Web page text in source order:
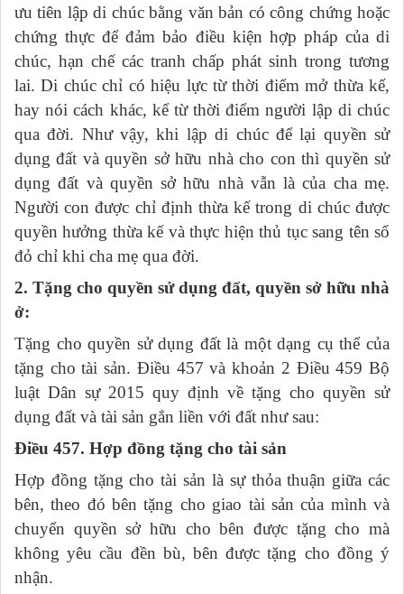
ưu tiên lập di chúc bằng văn bản có công chứng hoặc
chứng thực để đảm bảo điều kiện hợp pháp của di
chúc, hạn chế các tranh chấp phát sinh trong tương
lai. Di chúc chỉ có hiệu lực từ thời điểm mở thừa kế,
hay nói cách khác, kể từ thời điểm người lập di chúc
qua đời. Như vậy, khi lập di chúc để lại quyền sử
dụng đất và quyền sở hữu nhà cho con thì quyền sử
dụng đất và quyền sở hữu nhà vẫn là của cha mẹ.
Người con được chỉ định thừa kế trong di chúc được
quyền hưởng thừa kế và thực hiện thủ tục sang tên sổ
đỏ chỉ khi cha mẹ qua đời.
2. Tặng cho quyền sử dụng đất, quyền sở hữu nhà
ở:
Tặng cho quyền sử dụng đất là một dạng cụ thể của
tặng cho tài sản. Điều 457 và khoản 2 Điều 459 Bộ
luật Dân sự 2015 quy định về tặng cho quyền sử
dụng đất và tài sản gắn liền với đất như sau:
Điều 457. Hợp đồng tặng cho tài sản
Hợp đồng tặng cho tài sản là sự thỏa thuận giữa các
bên, theo đó bên tặng cho giao tài sản của mình và
chuyển quyền sở hữu cho bên được tặng cho mà
không yêu cầu đền bù, bên được tặng cho đồng ý
nhận.